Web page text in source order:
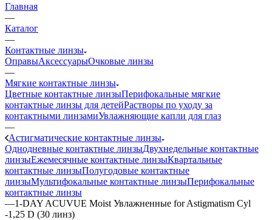
Главная
—
Каталог
—
Контактные линзы
ОправыАксессуарыОчковые линзы
—
Мягкие контактные линзы
Цветные контактные линзыПерифокальные мягкие
контактные линзы для детейРастворы по уходу за
контактными линзамиУвлажняющие капли для глаз
—
Астигматические контактные линзы
Однодневные контактные линзыДвухнедельные контактные
линзыЕжемесячные контактные линзыКвартальные
контактные линзыПолугодовые контактные
линзыМультифокальные контактные линзыПерифокальные
контактные линзы
—1-DAY ACUVUE Moist Увлажненные for Astigmatism Cyl
-1,25 D (30 линз)